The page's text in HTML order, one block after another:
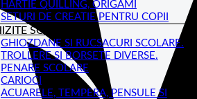
HARTIE QUILLING, ORIGAMI
SETURI DE CREATIE PENTRU COPII
SCOLARE
GHIOZDANE SI RUCSACURI SCOLARE.
TROLLERE SI BORSETE DIVERSE.
PENARE SCOLARE
CARIOCI
ACUARELE, TEMPERA, PENSULE SI